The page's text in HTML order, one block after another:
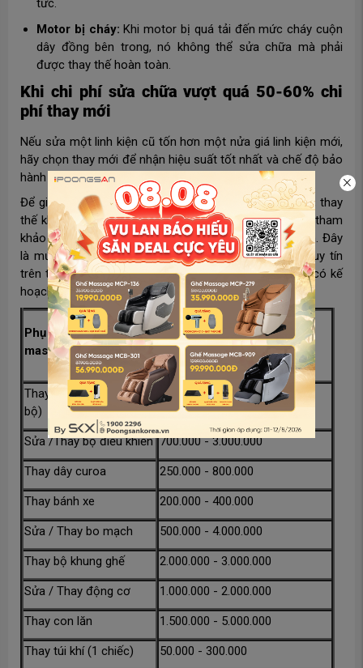
tức.
Motor bị cháy: Khi motor bị quá tải đến mức cháy cuộn
dây đồng bên trong, nó không thể sửa chữa mà phải
được thay thế hoàn toàn.
Khi chi phí sửa chữa vượt quá 50-60% chi
phí thay mới
Nếu sửa một linh kiện cũ tốn hơn một nửa giá linh kiện mới,
hãy chọn thay mới để nhận hiệu suất tốt nhất và chế độ bảo
hành đầy đủ.
Để giúp người dùng chủ động hơn trong việc sửa chữa, thay
thế khi ghế gặp sự cố, Poongsan xin chia sẻ bảng giá tham
khảo các loại phụ kiện, linh kiện ghế massage phổ biến. Đây
là mức giá được tổng hợp từ nhiều đơn vị sửa chữa uy tín
trên thị trường, giúp bạn dễ dàng hình dung chi phí và có kế
hoạch bảo dưỡng thiết bị kịp thời.
Phụ kiện/linh kiện ghế
massage
Khoảng giá tham khảo thay
thế/sửa chữa
VNĐ
Thay bọc da ghế (toàn
bộ)
2.000.000 - 8.000.000
Sửa /Thay bộ điều khiển 700.000 - 3.000.000
Thay dây curoa 250.000 - 800.000
Thay bánh xe 200.000 - 400.000
Sửa / Thay bo mạch 500.000 - 4.000.000
Thay bộ khung ghế 2.000.000 - 3.000.000
Sửa / Thay động cơ 1.000.000 - 2.000.000
Thay con lăn 1.500.000 - 5.000.000
Thay túi khí (1 chiếc) 50.000 - 300.000